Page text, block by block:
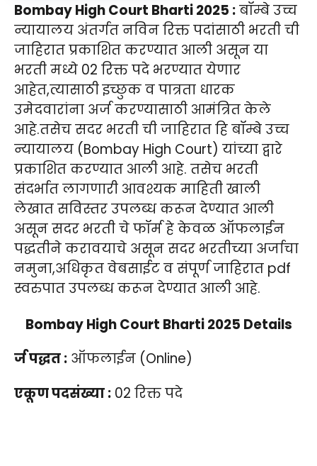
Bombay High Court Bharti 2025 :बॉम्बे उच्च
न्यायालय अंतर्गत नविन रिक्त पदांसाठी भरती ची
जाहिरात प्रकाशित करण्यात आली असून या
भरती मध्ये 02 रिक्त पदे भरण्यात येणार
आहेत,त्यासाठी इच्छुक व पात्रता धारक
उमेदवारांना अर्ज करण्यासाठी आमंत्रित केले
आहे.तसेच सदर भरती ची जाहिरात हि बॉम्बे उच्च
न्यायालय (Bombay High Court) यांच्या द्वारे
प्रकाशित करण्यात आली आहे. तसेच भरती
संदर्भात लागणारी आवश्यक माहिती खाली
लेखात सविस्तर उपलब्ध करून देण्यात आली
असून सदर भरती चे फॉर्म हे केवळ ऑफलाईन
पद्धतीने करावयाचे असून सदर भरतीच्या अर्जाचा
नमुना,अधिकृत वेबसाईट व संपूर्ण जाहिरात pdf
स्वरुपात उपलब्ध करून देण्यात आली आहे.
Bombay High Court Bharti 2025 Details
र्ज पद्धत : ऑफलाईन (Online)
एकूण पदसंख्या : 02 रिक्त पदे